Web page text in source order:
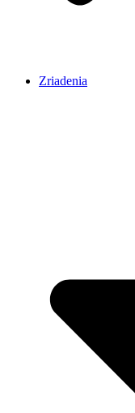
Zriadenia